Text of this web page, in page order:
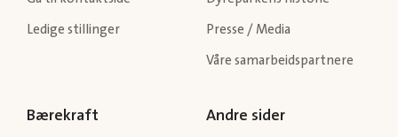
Ledige stillinger Presse / Media
Våre samarbeidspartnere
Bærekraft Andre sider